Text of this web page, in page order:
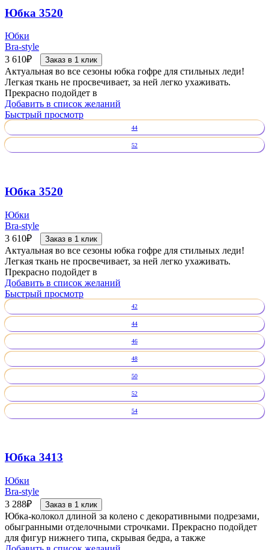
Юбка 3520
Юбки
Bra-style
3 610₽ Заказ в 1 клик
Актуальная во все сезоны юбка гофре для стильных леди!
Легкая ткань не просвечивает, за ней легко ухаживать.
Прекрасно подойдет в
Добавить в список желаний
Быстрый просмотр
44
52
Юбка 3520
Юбки
Bra-style
3 610₽ Заказ в 1 клик
Актуальная во все сезоны юбка гофре для стильных леди!
Легкая ткань не просвечивает, за ней легко ухаживать.
Прекрасно подойдет в
Добавить в список желаний
Быстрый просмотр
42
44
46
48
50
52
54
Юбка 3413
Юбки
Bra-style
3 288₽ Заказ в 1 клик
Юбка-колокол длиной за колено с декоративными подрезами,
обыгранными отделочными строчками. Прекрасно подойдет
для фигур нижнего типа, скрывая бедра, а также